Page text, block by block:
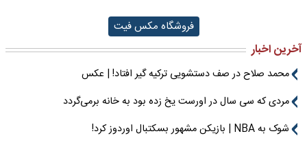
فروشگاه مکس فیت
آخرین اخبار
محمد صلاح در صف دستشویی ترکیه گیر افتاد! | عکس
مردی که سی سال در اورست یخ زده بود به خانه برمی‌گردد
شوک به NBA | بازیکن مشهور بسکتبال اوردوز کرد!